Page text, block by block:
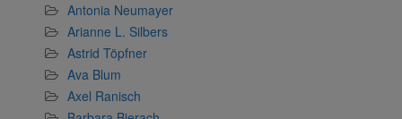
Antonia Neumayer
Arianne L. Silbers
Astrid Töpfner
Ava Blum
Axel Ranisch